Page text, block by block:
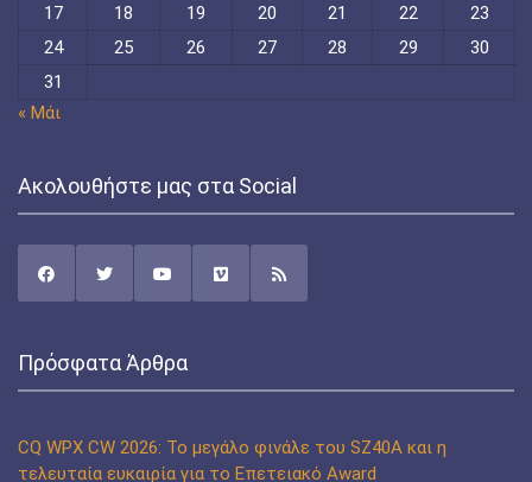
17
18 19 20 21 22
23
24
25 26 27 28 29
30
31
« Μάι
Ακολουθήστε μας στα Social
Πρόσφατα Άρθρα
CQ WPX CW 2026: Το μεγάλο φινάλε του SZ40A και η
τελευταία ευκαιρία για το Επετειακό Award